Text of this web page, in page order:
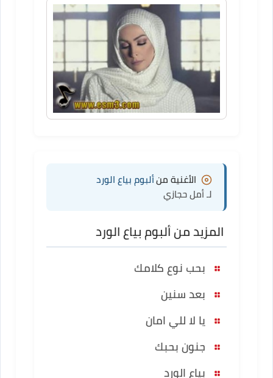
الأغنية منألبوم بياع الورد
لـ أمل حجازي
المزيد من ألبوم بياع الورد
بحب نوع كلامك
بعد سنين
يا لا للي امان
جنون بحبك
بياع الورد